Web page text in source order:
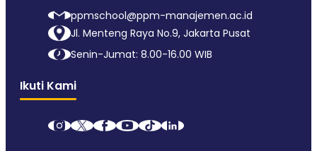
ppmschool@ppm-manajemen.ac.id
Jl. Menteng Raya No.9, Jakarta Pusat
Senin-Jumat: 8.00-16.00 WIB
Ikuti Kami